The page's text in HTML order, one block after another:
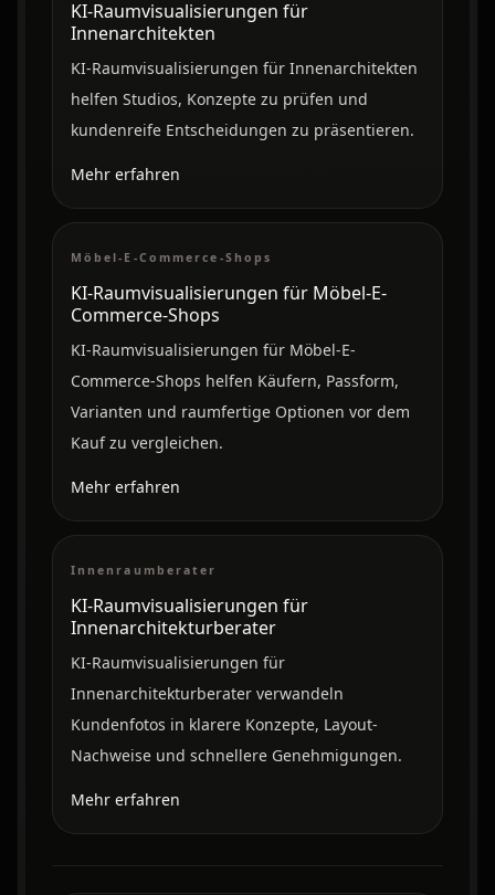
KI-Raumvisualisierungen für
Innenarchitekten
KI-Raumvisualisierungen für Innenarchitekten
helfen Studios, Konzepte zu prüfen und
kundenreife Entscheidungen zu präsentieren.
Mehr erfahren
Möbel-E-Commerce-Shops
KI-Raumvisualisierungen für Möbel-E-
Commerce-Shops
KI-Raumvisualisierungen für Möbel-E-
Commerce-Shops helfen Käufern, Passform,
Varianten und raumfertige Optionen vor dem
Kauf zu vergleichen.
Mehr erfahren
Innenraumberater
KI-Raumvisualisierungen für
Innenarchitekturberater
KI-Raumvisualisierungen für
Innenarchitekturberater verwandeln
Kundenfotos in klarere Konzepte, Layout-
Nachweise und schnellere Genehmigungen.
Mehr erfahren